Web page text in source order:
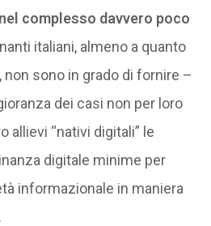
complesso davvero poco
italiani, almeno a quanto
sono in grado di fornire –
dei casi non per loro
allievi “nativi digitali” le
digitale minime per
informazionale in maniera